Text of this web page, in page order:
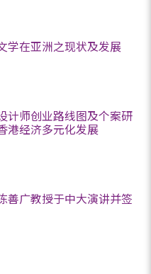
学在亚洲之现状及发展
计师创业路线图及个案研
港经济多元化发展
善广教授于中大演讲并签